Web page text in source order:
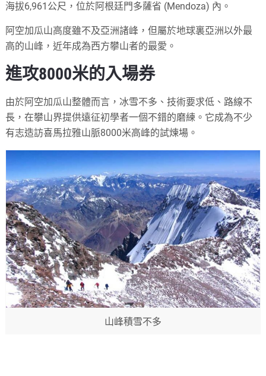
海拔6,961公尺，位於阿根廷門多薩省 (Mendoza) 內。
阿空加瓜山高度雖不及亞洲諸峰，但屬於地球裏亞洲以外最
高的山峰，近年成為西方攀山者的最愛。
進攻8000米的入場券
由於阿空加瓜山整體而言，冰雪不多、技術要求低、路線不
長，在攀山界提供遠征初學者一個不錯的磨練。它成為不少
有志造訪喜馬拉雅山脈8000米高峰的試煉場。
山峰積雪不多